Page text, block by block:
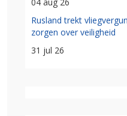
Rusland trekt
zorgen over veiligheid
31 jul 26